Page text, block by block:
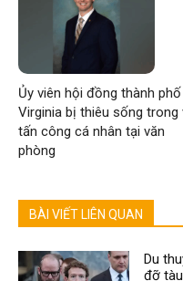
Ủy viên hội đồng thành phố
Virginia bị thiêu sống trong
tấn công cá nhân tại văn
phòng
BÀI VIẾT LIÊN QUAN
Du
đỡ